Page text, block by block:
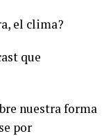
el clima?
que
nuestra forma
por